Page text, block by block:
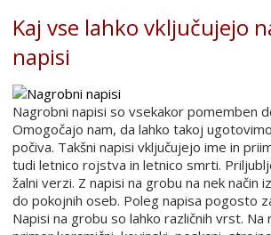
Kaj vse lahko vključujejo
napisi
Nagrobni napisi so vsekakor pomemben
Omogočajo nam, da lahko takoj
počiva. Takšni napisi vključujejo ime in
tudi letnico rojstva in letnico smrti.
žalni verzi. Z napisi na grobu na nek način
do pokojnih oseb. Poleg napisa pogosto
Napisi na grobu so lahko različnih vrst. Na